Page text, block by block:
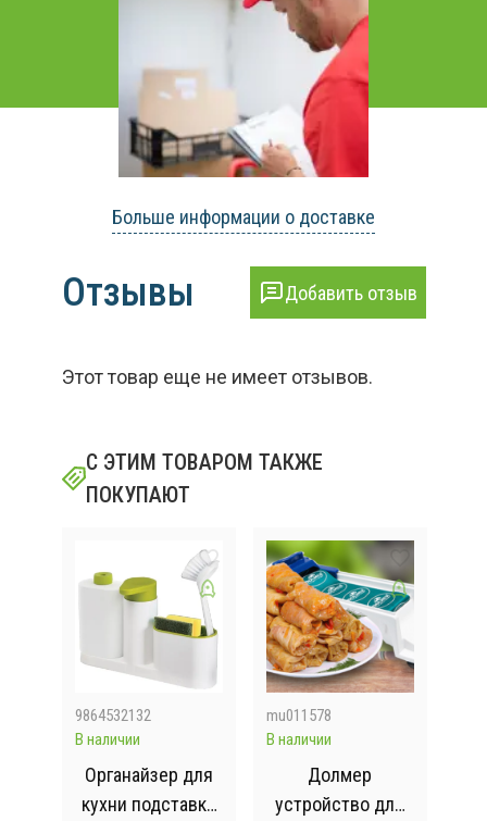
Больше информации о доставке
Отзывы Добавить отзыв
Этот товар еще не имеет отзывов.
С ЭТИМ ТОВАРОМ ТАКЖЕ
ПОКУПАЮТ
9864532132
В наличии
Органайзер для
кухни подставка
mu011578
В наличии
Долмер
устройство для